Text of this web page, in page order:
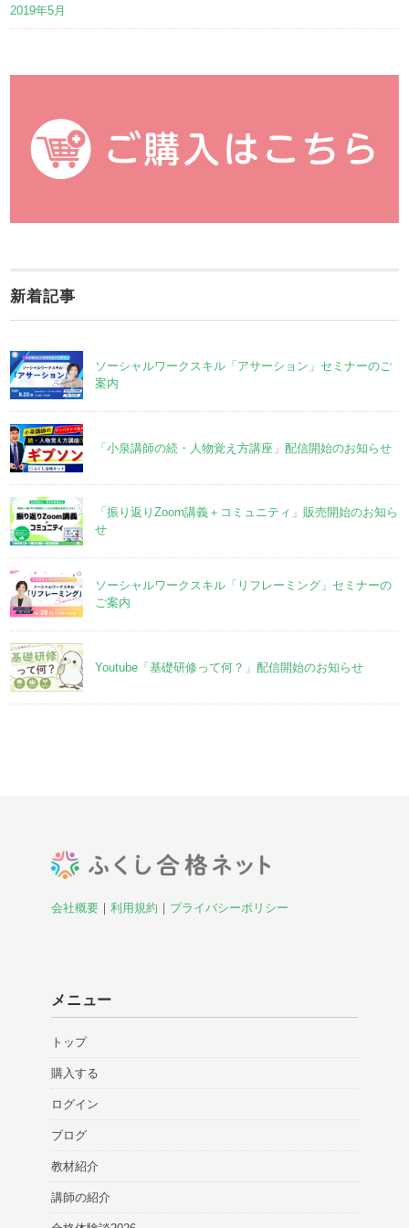
2019年5月
新着記事
ソーシャルワークスキル「アサーション」セミナーのご
案内
「小泉講師の続・人物覚え方講座」配信開始のお知らせ
「振り返りZoom講義＋コミュニティ」販売開始のお知ら
せ
ソーシャルワークスキル「リフレーミング」セミナーの
ご案内
Youtube「基礎研修って何？」配信開始のお知らせ
会社概要 ｜ 利用規約 ｜ プライバシーポリシー
メニュー
トップ
購入する
ログイン
ブログ
教材紹介
講師の紹介